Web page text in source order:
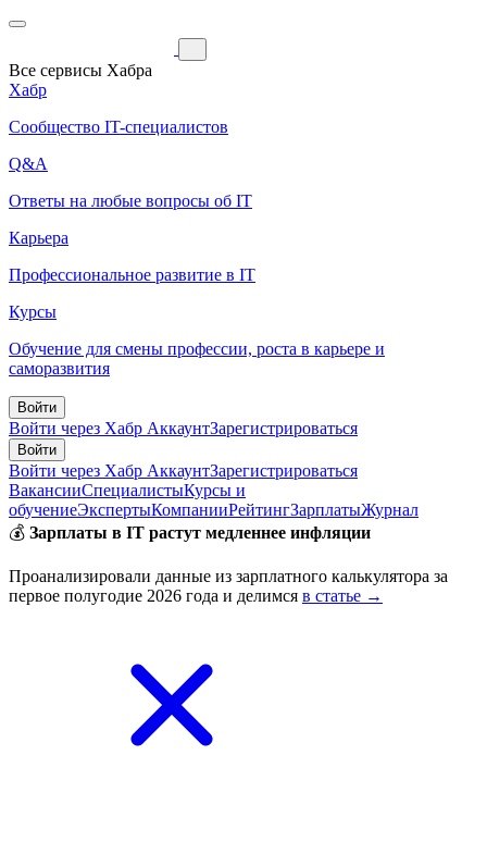
Все сервисы Хабра
Хабр
Сообщество IT-специалистов
Q&A
Ответы на любые вопросы об IT
Карьера
Профессиональное развитие в IT
Курсы
Обучение для смены профессии, роста в карьере и
саморазвития
Войти
Войти через Хабр АккаунтЗарегистрироваться
Войти
Войти через Хабр АккаунтЗарегистрироваться
ВакансииСпециалистыКурсы и
обучениеЭкспертыКомпанииРейтингЗарплатыЖурнал
💰 Зарплаты в IT растут медленнее инфляции
Проанализировали данные из зарплатного калькулятора за
первое полугодие 2026 года и делимся в статье →